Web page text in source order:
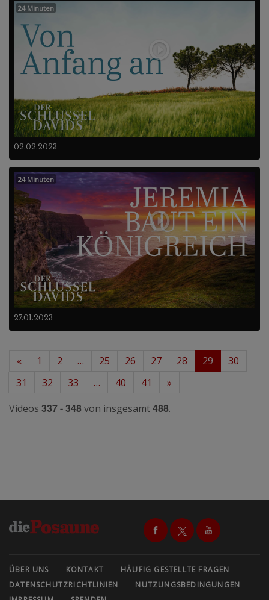
02.02.2023
24 Minuten
27.01.2023
24 Minuten
« 1 2 … 25 26 27 28 29
30
31
32 33 … 40 41
»
Videos 337 - 348von insgesamt488.
ÜBER UNS KONTAKT
HÄUFIG GESTELLTE FRAGEN
DATENSCHUTZRICHTLINIEN
NUTZUNGSBEDINGUNGEN